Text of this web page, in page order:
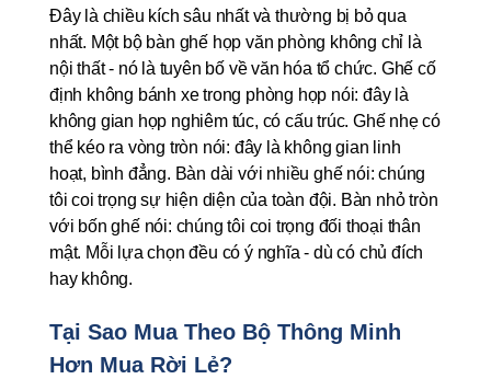
Đây là chiều kích sâu nhất và thường bị bỏ qua
nhất. Một bộ bàn ghế họp văn phòng không chỉ là
nội thất - nó là tuyên bố về văn hóa tổ chức. Ghế cố
định không bánh xe trong phòng họp nói: đây là
không gian họp nghiêm túc, có cấu trúc. Ghế nhẹ có
thể kéo ra vòng tròn nói: đây là không gian linh
hoạt, bình đẳng. Bàn dài với nhiều ghế nói: chúng
tôi coi trọng sự hiện diện của toàn đội. Bàn nhỏ tròn
với bốn ghế nói: chúng tôi coi trọng đối thoại thân
mật. Mỗi lựa chọn đều có ý nghĩa - dù có chủ đích
hay không.
Tại Sao Mua Theo Bộ Thông Minh
Hơn Mua Rời Lẻ?